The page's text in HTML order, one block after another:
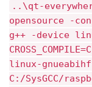
..\qt-
opensource -
g++ -device
linux-
C:/SysGCC/